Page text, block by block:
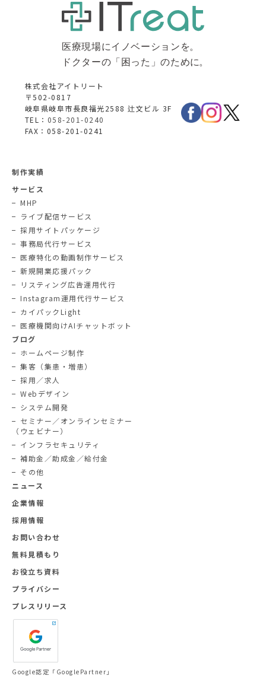
株式会社アイトリート
〒502-0817
岐阜県岐阜市長良福光2588 辻文ビル 3F
TEL： 058-201-0240
FAX：058-201-0241
制作実績
サービス
MHP
ライブ配信サービス
採用サイトパッケージ
事務局代行サービス
医療特化の動画制作サービス
新規開業応援パック
リスティング広告運用代行
Instagram運用代行サービス
カイパックLight
医療機関向けAIチャットボット
ブログ
ホームページ制作
集客（集患・増患）
採用／求人
Webデザイン
システム開発
セミナー／オンラインセミナー
（ウェビナー）
インフラセキュリティ
補助金／助成金／給付金
その他
ニュース
企業情報
採用情報
お問い合わせ
無料見積もり
お役立ち資料
プライバシー
プレスリリース
Google認定「GooglePartner」